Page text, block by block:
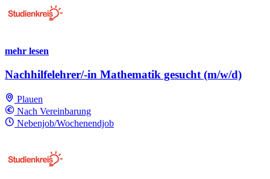
mehr lesen
Nachhilfelehrer/-in Mathematik gesucht (m/w/d)
Plauen
Nach Vereinbarung
Nebenjob/Wochenendjob